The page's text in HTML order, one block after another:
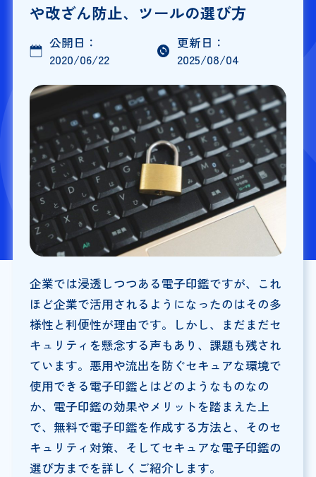
や改ざん防止、ツールの選び方
公開日：
2020/06/22
更新日：
2025/08/04
企業では浸透しつつある電子印鑑ですが、これ
ほど企業で活用されるようになったのはその多
様性と利便性が理由です。しかし、まだまだセ
キュリティを懸念する声もあり、課題も残され
ています。悪用や流出を防ぐセキュアな環境で
使用できる電子印鑑とはどのようなものなの
か、電子印鑑の効果やメリットを踏まえた上
で、無料で電子印鑑を作成する方法と、そのセ
キュリティ対策、そしてセキュアな電子印鑑の
選び方までを詳しくご紹介します。